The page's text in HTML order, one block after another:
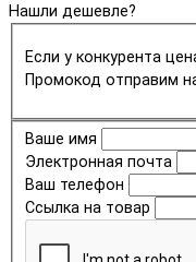
Нашли дешевле?
Если у конкурента
Промокод отправим
Ваше имя
Электронная почта
Ваш телефон
Ссылка на товар